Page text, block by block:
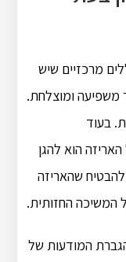
מרכזיים שיש
משפיעה ומוצלחת.
בעוד
הוא להגן
שהאריזה
המשיכה החזותית.
המודעות של